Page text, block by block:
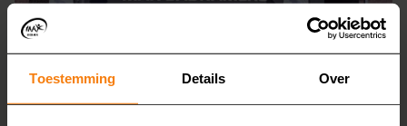
Toestemming Details Over